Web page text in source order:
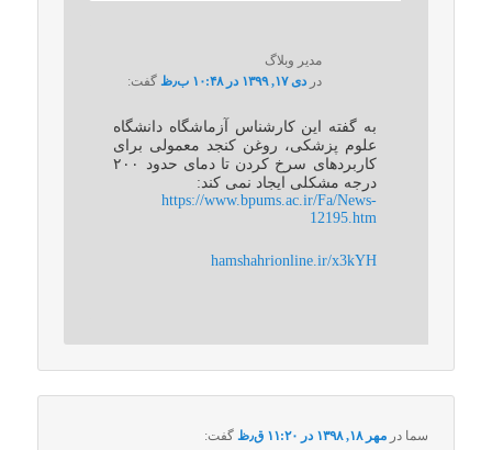
مدیر وبلاگ
دردی ۱۷, ۱۳۹۹ در ۱۰:۴۸ ب٫ظ گفت:
به گفته این کارشناس آزماشگاه دانشگاه
علوم پزشکی، روغن کنجد معمولی برای
کاربردهای سرخ کردن تا دمای حدود ۲۰۰
درجه مشکلی ایجاد نمی کند:
https://www.bpums.ac.ir/Fa/News-
12195.htm
hamshahrionline.ir/x3kYH
سما در مهر ۱۸, ۱۳۹۸ در ۱۱:۲۰ ق٫ظ گفت: